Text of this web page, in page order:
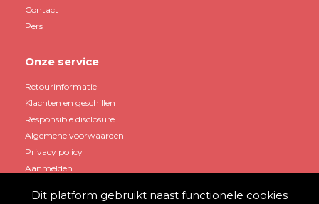
Contact
Pers
Onze service
Retourinformatie
Klachten en geschillen
Responsible disclosure
Algemene voorwaarden
Privacy policy
Aanmelden
Dit platform gebruikt naast functionele cookies